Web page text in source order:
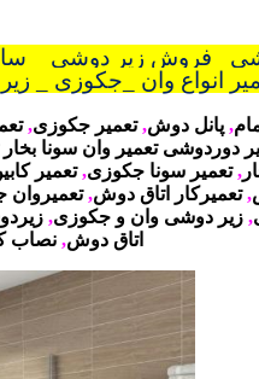
_فروش زیر دوشی _
انواع وان _جکوزی _
,پانل دوش,تعمیر جکوزی,
دوردوشی تعمیر وان سونا بخار
,تعمیر سونا جکوزی,تعمیر
,تعمیرکار اتاق دوش,
, زیر دوشی وان و جکوزی,
اتاق دوش,نصاب